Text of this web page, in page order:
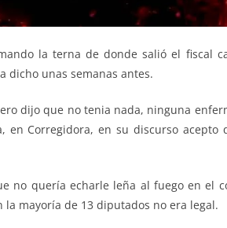
la terna de donde salió el fiscal
dicho unas semanas antes.
dijo que no tenia nada, ninguna
Corregidora, en su discurso acepto
no quería echarle leña al fuego en el
mayoría de 13 diputados no era legal.